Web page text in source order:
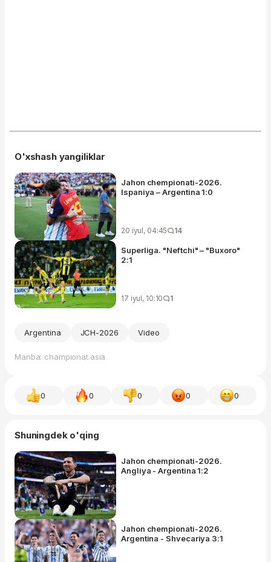
O'xshash yangiliklar
Jahon chempionati-2026.
Ispaniya – Argentina 1:0
20 iyul, 04:45 14
Superliga. "Neftchi" – "Buxoro"
2:1
17 iyul, 10:10 1
Argentina JCH-2026 Video
Manba: championat.asia
0 0 0 0 0
Shuningdek o'qing
Jahon chempionati-2026.
Angliya - Argentina 1:2
Jahon chempionati-2026.
Argentina - Shvecariya 3:1